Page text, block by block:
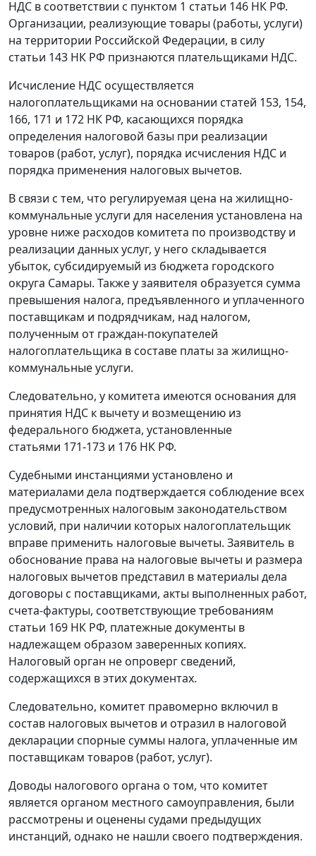
НДС в соответствии с пунктом 1 статьи 146 НК РФ.
Организации, реализующие товары (работы, услуги)
на территории Российской Федерации, в силу
статьи 143 НК РФ признаются плательщиками НДС.
Исчисление НДС осуществляется
налогоплательщиками на основании статей 153, 154,
166, 171 и 172 НК РФ, касающихся порядка
определения налоговой базы при реализации
товаров (работ, услуг), порядка исчисления НДС и
порядка применения налоговых вычетов.
В связи с тем, что регулируемая цена на жилищно-
коммунальные услуги для населения установлена на
уровне ниже расходов комитета по производству и
реализации данных услуг, у него складывается
убыток, субсидируемый из бюджета городского
округа Самары. Также у заявителя образуется сумма
превышения налога, предъявленного и уплаченного
поставщикам и подрядчикам, над налогом,
полученным от граждан-покупателей
налогоплательщика в составе платы за жилищно-
коммунальные услуги.
Следовательно, у комитета имеются основания для
принятия НДС к вычету и возмещению из
федерального бюджета, установленные
статьями 171-173 и 176 НК РФ.
Судебными инстанциями установлено и
материалами дела подтверждается соблюдение всех
предусмотренных налоговым законодательством
условий, при наличии которых налогоплательщик
вправе применить налоговые вычеты. Заявитель в
обоснование права на налоговые вычеты и размера
налоговых вычетов представил в материалы дела
договоры с поставщиками, акты выполненных работ,
счета-фактуры, соответствующие требованиям
статьи 169 НК РФ, платежные документы в
надлежащем образом заверенных копиях.
Налоговый орган не опроверг сведений,
содержащихся в этих документах.
Следовательно, комитет правомерно включил в
состав налоговых вычетов и отразил в налоговой
декларации спорные суммы налога, уплаченные им
поставщикам товаров (работ, услуг).
Доводы налогового органа о том, что комитет
является органом местного самоуправления, были
рассмотрены и оценены судами предыдущих
инстанций, однако не нашли своего подтверждения.